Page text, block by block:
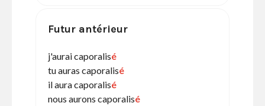
Futur antérieur
j'aurai caporalisé
tu auras caporalisé
il aura caporalisé
nous aurons caporalisé